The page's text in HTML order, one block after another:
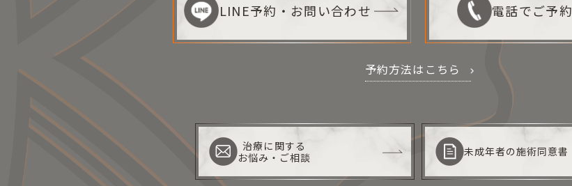
LINE予約・お問い合わせ 電話でご予約
予約方法はこちら
治療に関する
お悩み・ご相談
未成年者の施術同意書